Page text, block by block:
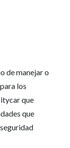
de manejar o
los
que
que